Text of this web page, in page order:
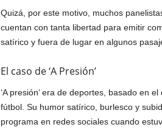
Quizá, por este motivo, muchos
cuentan con tanta libertad para emitir
satírico y fuera de lugar en algunos
El caso de ‘A Presión’
‘A presión’ era de deportes, basado en
fútbol. Su humor satírico, burlesco y
programa en redes sociales cuando